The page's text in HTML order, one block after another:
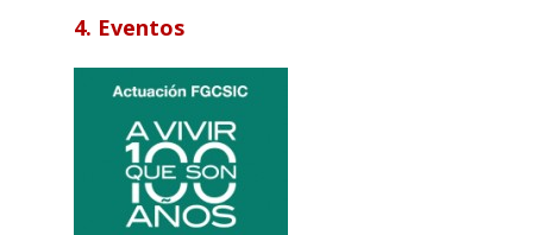
4. Eventos